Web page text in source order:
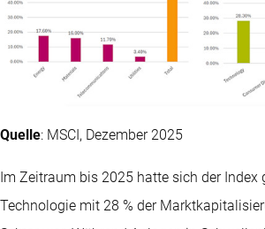
Quelle: MSCI, Dezember 2025
Im Zeitraum bis 2025 hatte sich der Index
Technologie mit 28 % der